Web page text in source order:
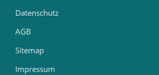
Datenschutz
AGB
Sitemap
Impressum